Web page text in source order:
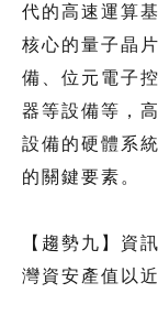
代的高速運算
核心的量子晶
備、位元電子
器等設備等，
設備的硬體系
的關鍵要素。
【趨勢九】資
灣資安產值以